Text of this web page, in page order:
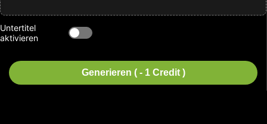
Untertitel
aktivieren
Generieren ( - 1 Credit )